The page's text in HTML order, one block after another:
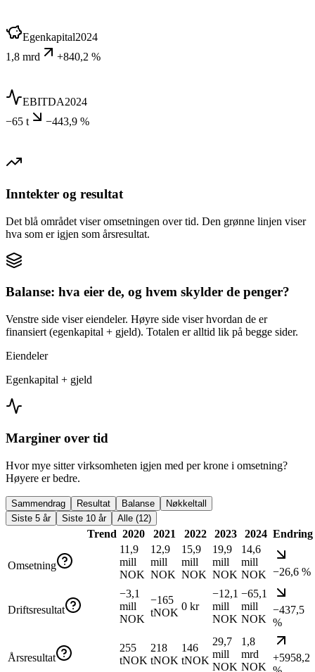
Egenkapital2024
1,8 mrd
+840,2 %
EBITDA2024
−65 t
−443,9 %
Inntekter og resultat
Det blå området viser omsetningen over tid. Den grønne linjen viser
hva som er igjen som årsresultat.
Balanse: hva eier de, og hvem skylder de penger?
Venstre side viser eiendeler. Høyre side viser hvordan de er
finansiert (egenkapital + gjeld). Totalen er alltid lik på begge sider.
Eiendeler
Egenkapital + gjeld
Marginer over tid
Hvor mye sitter virksomheten igjen med per krone i omsetning?
Høyere er bedre.
Sammendrag Resultat Balanse
Nøkkeltall
Siste 5 år
Siste 10 år Alle (12)
Trend 2020 2021 2022 2023 2024 Endring
Omsetning
11,9
mill
NOK
12,9
mill
NOK
15,9
mill
NOK
19,9
mill
NOK
14,6
mill
NOK −26,6 %
Driftsresultat
−3,1
mill
NOK
−165
tNOK
0 kr
−12,1
mill
NOK
−65,1
mill
NOK
−437,5
%
Årsresultat
255
tNOK
218
tNOK
146
tNOK
29,7
mill
NOK
1,8
mrd
NOK
+5958,2